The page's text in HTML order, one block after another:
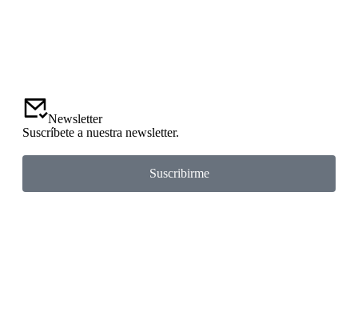
Newsletter
Suscríbete a nuestra newsletter.
Suscribirme